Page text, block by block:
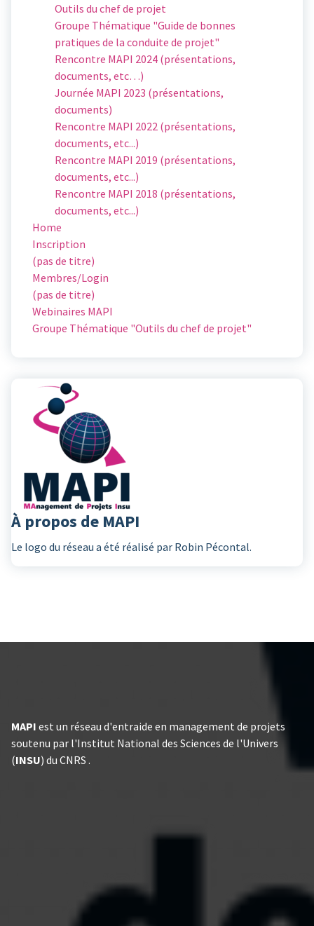
Outils du chef de projet
Groupe Thématique "Guide de bonnes
pratiques de la conduite de projet"
Rencontre MAPI 2024 (présentations,
documents, etc…)
Journée MAPI 2023 (présentations,
documents)
Rencontre MAPI 2022 (présentations,
documents, etc...)
Rencontre MAPI 2019 (présentations,
documents, etc...)
Rencontre MAPI 2018 (présentations,
documents, etc...)
Home
Inscription
(pas de titre)
Membres/Login
(pas de titre)
Webinaires MAPI
Groupe Thématique "Outils du chef de projet"
À propos de MAPI
Le logo du réseau a été réalisé par Robin Pécontal.
MAPI est un réseau d'entraide en management de projets
soutenu par l'Institut National des Sciences de l'Univers
(INSU) du CNRS .